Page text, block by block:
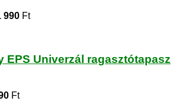
990 Ft
EPS Univerzál ragasztótapasz
Ft